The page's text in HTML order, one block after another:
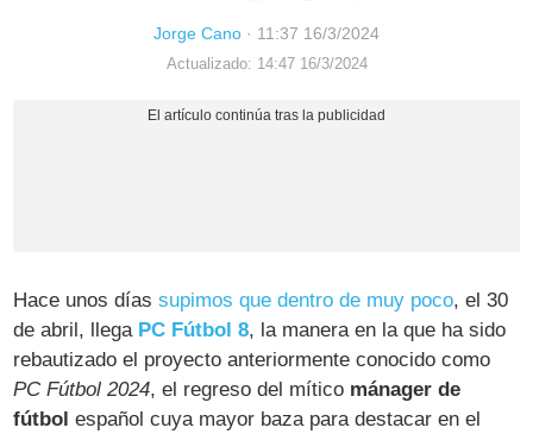
Jorge Cano · 11:37 16/3/2024
Actualizado: 14:47 16/3/2024
Hace unos díassupimos que dentro de muy poco, el 30
de abril, llega PC Fútbol 8, la manera en la que ha sido
rebautizado el proyecto anteriormente conocido como
PC Fútbol 2024, el regreso del mítico mánager de
fútbol español cuya mayor baza para destacar en el